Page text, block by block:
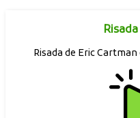
Risada de Eric